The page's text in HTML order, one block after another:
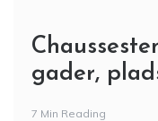
gader,
7 Min Reading